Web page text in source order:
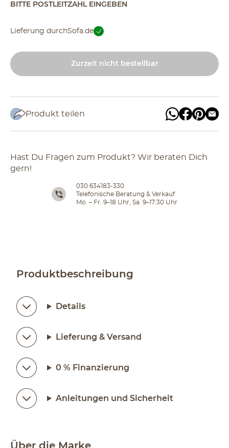
BITTE POSTLEITZAHL EINGEBEN
Lieferung durchSofa.de
Zurzeit nicht bestellbar
Produkt teilen
Hast Du Fragen zum Produkt? Wir beraten Dich
gern!
030 634183-330
Telefonische Beratung & Verkauf
Mo. – Fr. 9–18 Uhr, Sa. 9–17:30 Uhr
Produktbeschreibung
Details
Lieferung & Versand
0 % Finanzierung
Anleitungen und Sicherheit
Über die Marke